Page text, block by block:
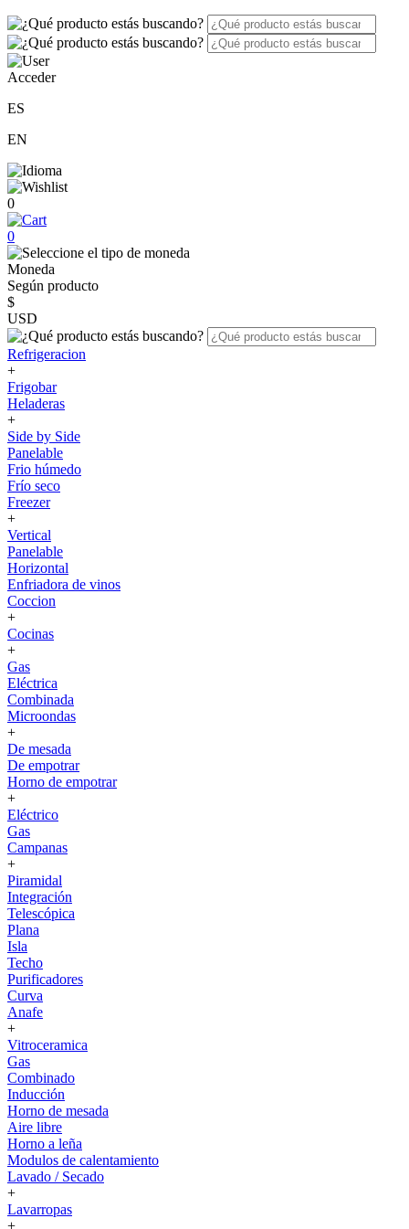
Acceder
ES
EN
0
0
Moneda
Según producto
$
USD
Refrigeracion
+
Frigobar
Heladeras
+
Side by Side
Panelable
Frio húmedo
Frío seco
Freezer
+
Vertical
Panelable
Horizontal
Enfriadora de vinos
Coccion
+
Cocinas
+
Gas
Eléctrica
Combinada
Microondas
+
De mesada
De empotrar
Horno de empotrar
+
Eléctrico
Gas
Campanas
+
Piramidal
Integración
Telescópica
Plana
Isla
Techo
Purificadores
Curva
Anafe
+
Vitroceramica
Gas
Combinado
Inducción
Horno de mesada
Aire libre
Horno a leña
Modulos de calentamiento
Lavado / Secado
+
Lavarropas
+